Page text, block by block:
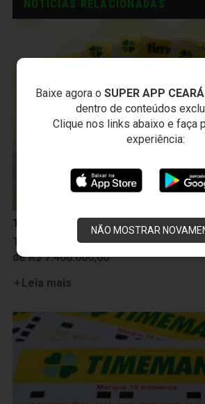
Baixe agora o SUPER APP
dentro de conteúdos
Clique nos links abaixo e faça
experiência:
NÃO MOSTRAR
NOTÍCIAS RELACIONADAS
Timemania
Timemania: Sorteio de número 1860
de R$ 7.400.000,00
Leia mais